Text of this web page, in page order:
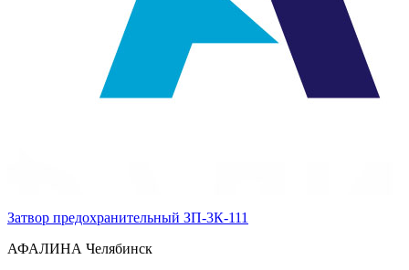
Затвор предохранительный ЗП-3К-111
АФАЛИНА Челябинск